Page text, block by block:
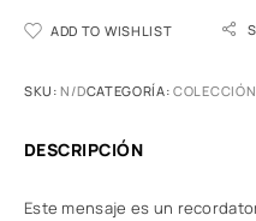
ADD TO WISHLIST
SKU:N/DCATEGORÍA:
DESCRIPCIÓN
Este mensaje es un